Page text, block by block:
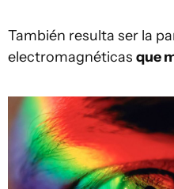
También resulta ser la
electromagnéticas que